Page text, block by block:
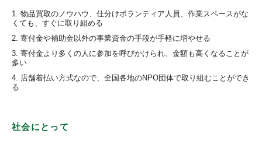
物品買取のノウハウ、仕分けボランティア人員、作業スペースがな
くても、すぐに取り組める
寄付金や補助金以外の事業資金の手段が手軽に増やせる
寄付金より多くの人に参加を呼びかけられ、金額も高くなることが
多い
店舗着払い方式なので、全国各地のNPO団体で取り組むことができ
る
社会にとって